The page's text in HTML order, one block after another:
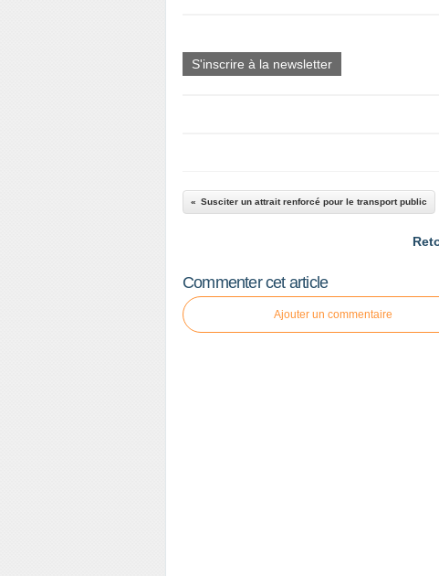
S'inscrire à la newsletter
Susciter un attrait renforcé pour le transport public
Commenter cet article
Ajouter un commentaire